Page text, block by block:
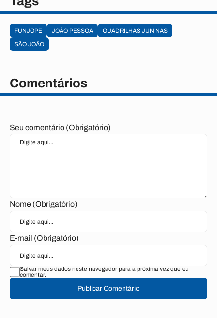
FUNJOPE JOÃO PESSOA
QUADRILHAS JUNINAS
SÃO JOÃO
Comentários
Seu comentário (Obrigatório)
Nome (Obrigatório)
E-mail (Obrigatório)
Salvar meus dados neste navegador para a próxima vez que eu
comentar.
Publicar Comentário